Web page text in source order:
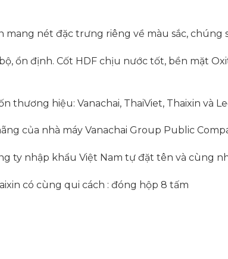
mang nét đặc trưng riêng về màu sắc,
ổn định. Cốt HDF chịu nước tốt, bền mặt
thương hiệu: Vanachai, ThaiViet, Thaixin và
của nhà máy Vanachai Group Public
ty nhập khẩu Việt Nam tự đặt tên và cùng
có cùng qui cách : đóng hộp 8 tấm